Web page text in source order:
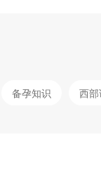
备孕知识 西